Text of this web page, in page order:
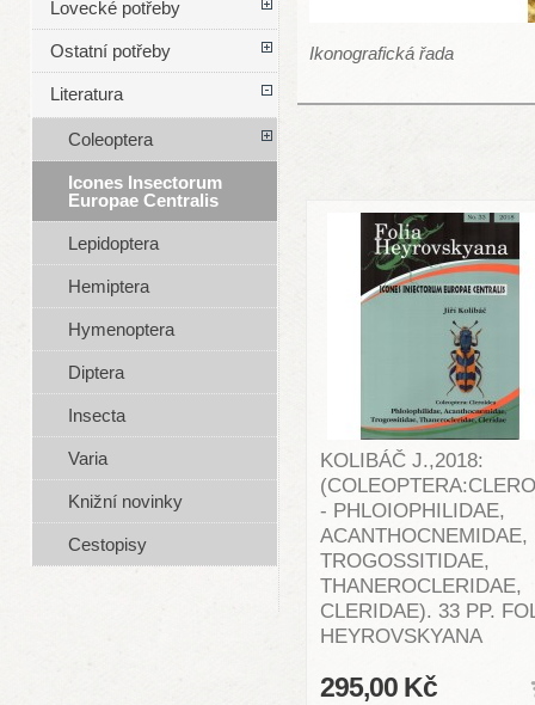
Ikonografická řada
KOLIBÁČ J.,2018:
- PHLOIOPHILIDAE,
ACANTHOCNEMIDAE,
TROGOSSITIDAE,
THANEROCLERIDAE,
CLERIDAE). 33 PP.
HEYROVSKYANA
295,00 Kč
Lovecké potřeby
Ostatní potřeby
Literatura
Coleoptera
Icones Insectorum
Europae Centralis
Lepidoptera
Hemiptera
Hymenoptera
Diptera
Insecta
Varia
Knižní novinky
Cestopisy